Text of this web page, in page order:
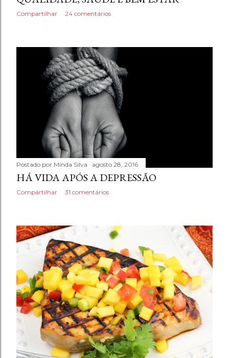
Compartilhar 24 comentários
Postado por Minda Silva agosto 28, 2016
HÁ VIDA APÓS A DEPRESSÃO
Compartilhar 31 comentários